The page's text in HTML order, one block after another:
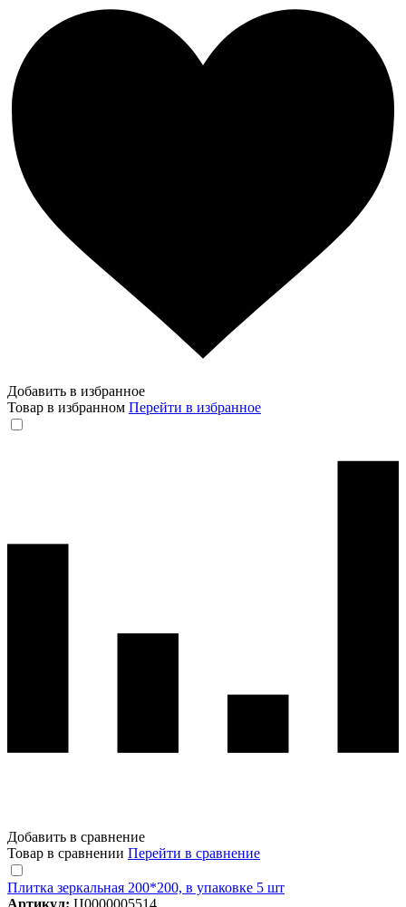
Добавить в избранное
Товар в избранном Перейти в избранное
Добавить в сравнение
Товар в сравнении Перейти в сравнение
Плитка зеркальная 200*200, в упаковке 5 шт
Артикул: Ц0000005514